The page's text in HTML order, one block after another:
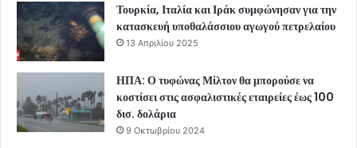
Τουρκία, Ιταλία και Ιράκ συμφώνησαν για την
κατασκευή υποθαλάσσιου αγωγού πετρελαίου
13 Απριλίου 2025
ΗΠΑ: Ο τυφώνας Μίλτον θα μπορούσε να
κοστίσει στις ασφαλιστικές εταιρείες έως 100
δισ. δολάρια
9 Οκτωβρίου 2024